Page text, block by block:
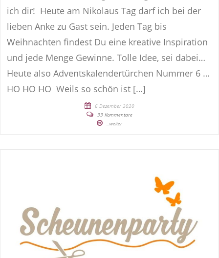
ich dir! Heute am Nikolaus Tag darf ich bei der
lieben Anke zu Gast sein. Jeden Tag bis
Weihnachten findest Du eine kreative Inspiration
und jede Menge Gewinne. Tolle Idee, sei dabei…
Heute also Adventskalendertürchen Nummer 6 …
HO HO HO Weils so schön ist […]
6 Dezember 2020
33 Kommentare
...weiter